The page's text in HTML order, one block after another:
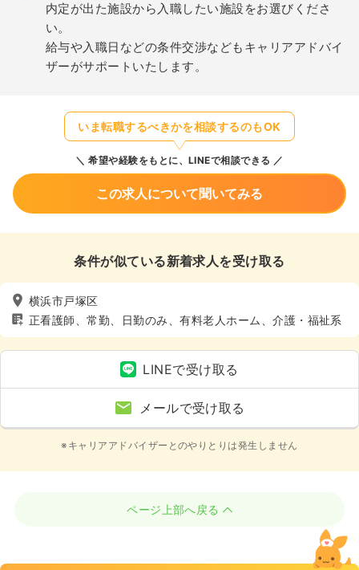
内定が出た施設から入職したい施設をお選びくださ
い。
給与や入職日などの条件交渉などもキャリアアドバイ
ザーがサポートいたします。
いま転職するべきかを相談するのもOK
希望や経験をもとに、LINEで相談できる
この求人について聞いてみる
条件が似ている新着求人を受け取る
横浜市戸塚区
正看護師、常勤、日勤のみ、有料老人ホーム、介護・福祉系
LINEで受け取る
メールで受け取る
※キャリアアドバイザーとのやりとりは発生しません
ページ上部へ戻る